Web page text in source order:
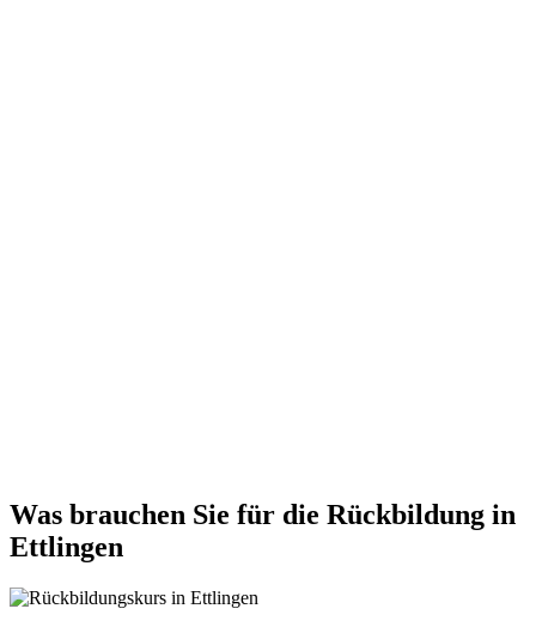
Was brauchen Sie für die Rückbildung in
Ettlingen